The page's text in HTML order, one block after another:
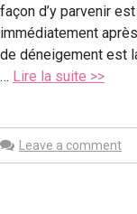
façon d’y parvenir
immédiatement
de déneigement est
… Lire la suite >>
Leave a comment